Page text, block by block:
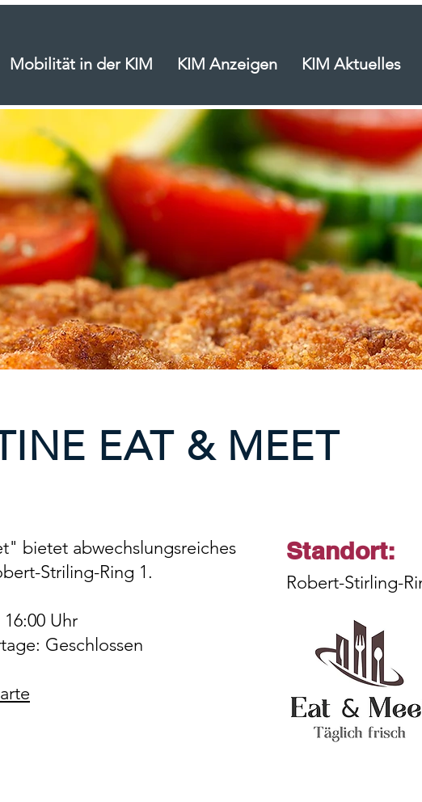
Mobilität in der KIM KIM Anzeigen KIM Aktuelles
EAT & MEET
bietet abwechslungsreiches
Striling-Ring 1.
Uhr
Geschlossen
Standort:
Robert-Stirling-